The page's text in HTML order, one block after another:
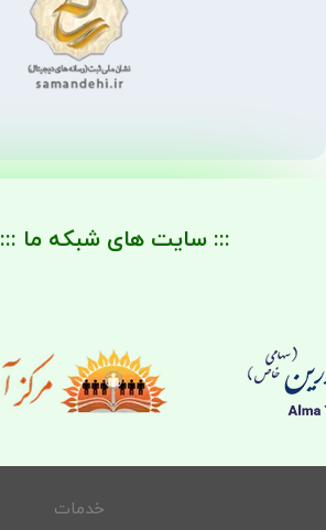
::: سایت های شبکه ما :::
خدمات